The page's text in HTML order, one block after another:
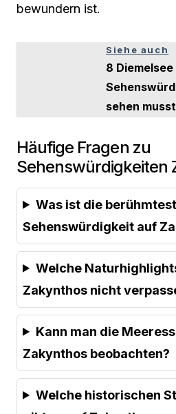
bewundern ist.
Siehe auch
8 Diemelsee
sehen musst
Häufige Fragen zu
Sehenswürdigkeiten
Was ist die
Sehenswürdigkeit auf
Welche
Zakynthos nicht
Kann man die
Zakynthos beobachten?
Welche historischen